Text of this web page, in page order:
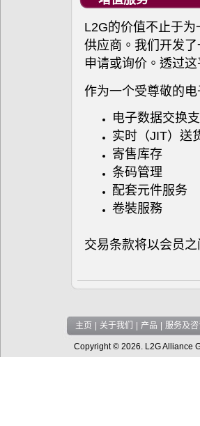
L2G的价值不止于
供应商。我们开发
申请或询价。透过
作为一个受尊敬的
电子数据交换
实时（JIT）送
寄售库存
条码管理
配套元件服务
卷裝服務
交易条款将以会员
主页 关于我们 产品 服务及
Copyright © 2026. L2G Alliance